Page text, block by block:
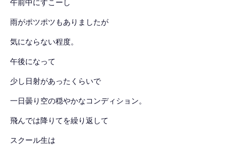
午前中にすこーし
雨がポツポツもありましたが
気にならない程度。
午後になって
少し日射があったくらいで
一日曇り空の穏やかなコンディション。
飛んでは降りてを繰り返して
スクール生は